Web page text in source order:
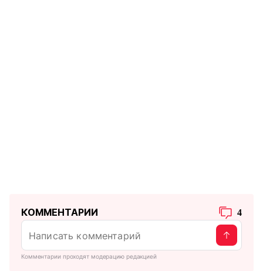
КОММЕНТАРИИ 4
Комментарии проходят модерацию редакцией